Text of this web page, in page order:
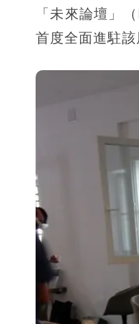
「未來論壇」
首度全面進駐該